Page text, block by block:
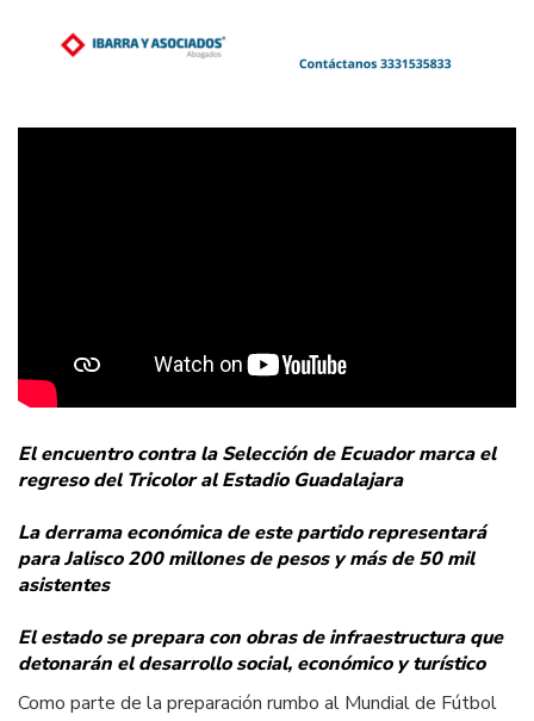
El encuentro contra la Selección de Ecuador marca el
regreso del Tricolor al Estadio Guadalajara
La derrama económica de este partido representará
para Jalisco 200 millones de pesos y más de 50 mil
asistentes
El estado se prepara con obras de infraestructura que
detonarán el desarrollo social, económico y turístico
Como parte de la preparación rumbo al Mundial de Fútbol